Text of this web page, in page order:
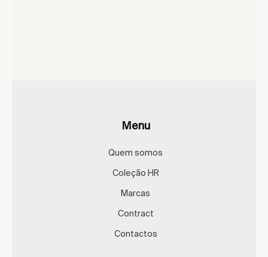
Menu
Quem somos
Coleção HR
Marcas
Contract
Contactos